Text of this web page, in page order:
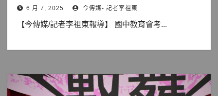
6 月 7, 2025 今傳媒- 記者李祖東
【今傳媒/記者李祖東報導】 國中教育會考...